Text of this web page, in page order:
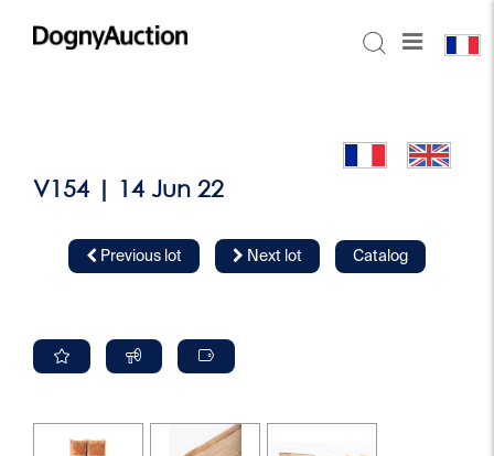
V154 | 14 Jun 22
Previous lot Next lot Catalog